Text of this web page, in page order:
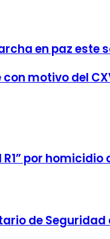
en paz este
motivo del
por
de Seguridad